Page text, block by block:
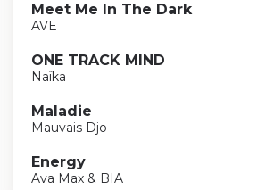
Meet Me In The Dark
AVE
ONE TRACK MIND
Naïka
Maladie
Mauvais Djo
Energy
Ava Max & BIA